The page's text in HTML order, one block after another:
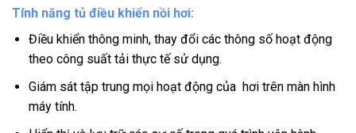
Tính năng tủ điều khiển nồi hơi:
Điều khiển thông minh, thay đổi các thông số hoạt động
theo công suất tải thực tế sử dụng.
Giám sát tập trung mọi hoạt động của hơi trên màn hình
máy tính.